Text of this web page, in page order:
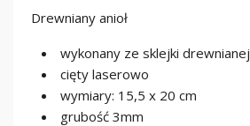
Drewniany anioł
wykonany ze sklejki drewnianej
cięty laserowo
wymiary: 15,5 x 20 cm
grubość 3mm